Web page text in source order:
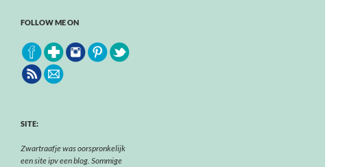
FOLLOW ME ON
SITE:
Zwartraafje was oorspronkelijk
een site ipv een blog. Sommige